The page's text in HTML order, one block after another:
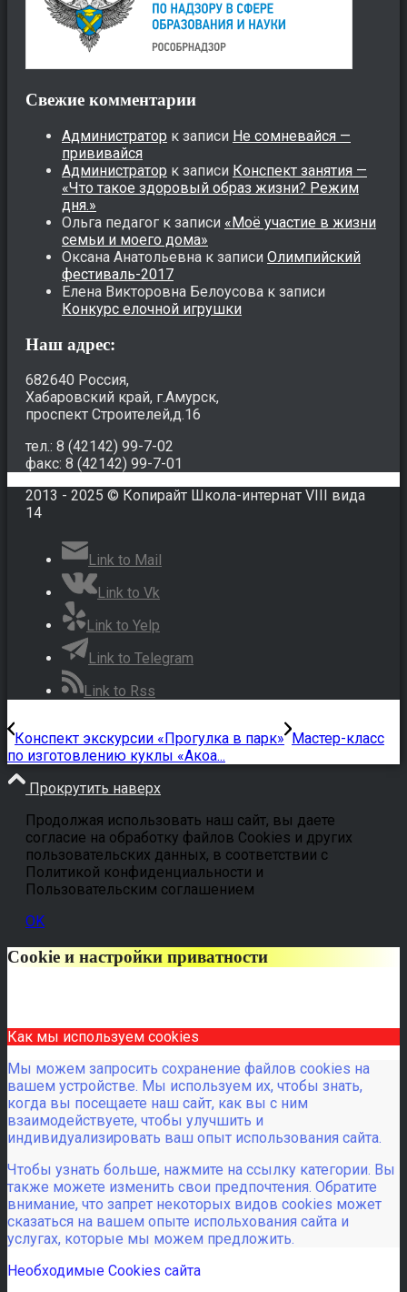
Свежие комментарии
Администратор к записи Не сомневайся —
прививайся
Администратор к записи Конспект занятия —
«Что такое здоровый образ жизни? Режим
дня.»
Ольга педагог к записи «Моё участие в жизни
семьи и моего дома»
Оксана Анатольевна к записи Олимпийский
фестиваль-2017
Елена Викторовна Белоусова к записи
Конкурс елочной игрушки
Наш адрес:
682640 Россия,
Хабаровский край, г.Амурск,
проспект Строителей,д.16
тел.: 8 (42142) 99-7-02
факс: 8 (42142) 99-7-01
2013 - 2025 © Копирайт Школа-интернат VIII вида
14
Link to Mail
Link to Vk
Link to Yelp
Link to Telegram
Link to Rss
Конспект экскурсии «Прогулка в парк»
Мастер-класс
по изготовлению куклы «Акоа...
Прокрутить наверх
Продолжая использовать наш сайт, вы даете
согласие на обработку файлов Cookies и других
пользовательских данных, в соответствии с
Политикой конфиденциальности и
Пользовательским соглашением
OK
Cookie и настройки приватности
Как мы используем cookies
Мы можем запросить сохранение файлов cookies на
вашем устройстве. Мы используем их, чтобы знать,
когда вы посещаете наш сайт, как вы с ним
взаимодействуете, чтобы улучшить и
индивидуализировать ваш опыт использования сайта.
Чтобы узнать больше, нажмите на ссылку категории. Вы
также можете изменить свои предпочтения. Обратите
внимание, что запрет некоторых видов cookies может
сказаться на вашем опыте испольхования сайта и
услугах, которые мы можем предложить.
Необходимые Cookies сайта